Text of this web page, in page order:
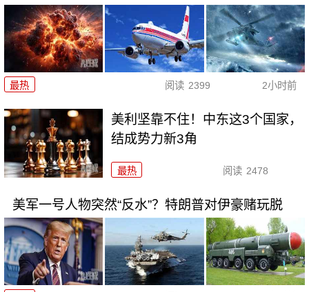
最热 阅读 2399 2小时前
美利坚靠不住！中东这3个国家，
结成势力新3角
最热 阅读 2478
美军一号人物突然“反水”？特朗普对伊豪赌玩脱